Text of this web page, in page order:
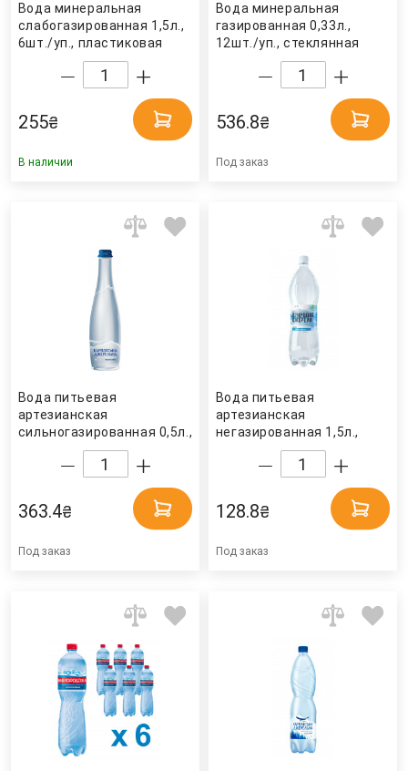
Вода минеральная
слабогазированная 1,5л.,
6шт./уп., пластиковая
бутылка Моршинская
255₴
В наличии
Вода минеральная
газированная 0,33л.,
12шт./уп., стеклянная
бутылка Bonaqva
536.8₴
Под заказ
Вода питьевая
артезианская
сильногазированная 0,5л.,
6шт./уп., стеклянная
бутылка Карпатська
363.4₴
Под заказ
Вода питьевая
артезианская
негазированная 1,5л.,
6шт./уп., пластиковая
бутылка Природне
128.8₴
Под заказ